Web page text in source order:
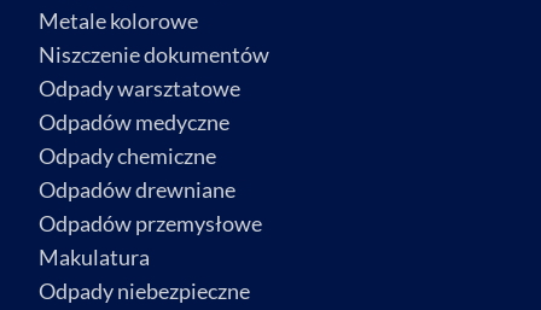
Metale kolorowe
Niszczenie dokumentów
Odpady warsztatowe
Odpadów medyczne
Odpady chemiczne
Odpadów drewniane
Odpadów przemysłowe
Makulatura
Odpady niebezpieczne